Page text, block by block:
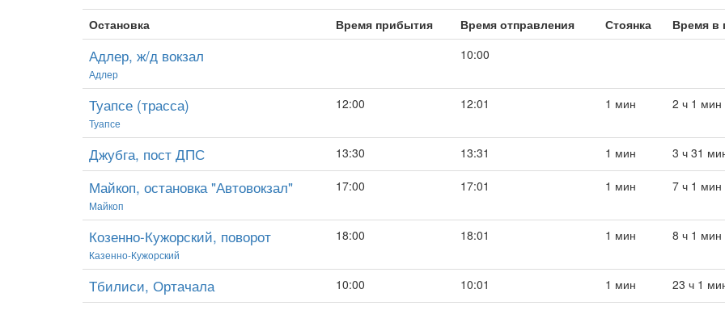
Остановка Время прибытия Время отправления Стоянка Время в
Адлер, ж/д вокзал
Адлер
10:00
Туапсе (трасса)
Туапсе
12:00 12:01 1 мин 2 ч 1 мин
Джубга, пост ДПС 13:30 13:31 1 мин 3 ч 31
Майкоп, остановка "Автовокзал"
Майкоп
17:00 17:01 1 мин 7 ч 1 мин
Козенно-Кужорский, поворот
Казенно-Кужорский
18:00 18:01 1 мин 8 ч 1 мин
Тбилиси, Ортачала 10:00 10:01 1 мин 23 ч 1